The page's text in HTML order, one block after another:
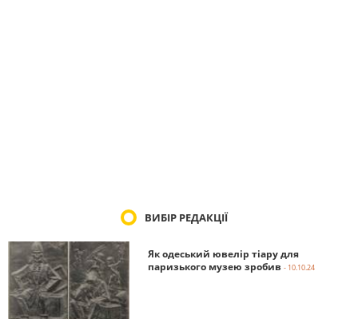
ВИБІР РЕДАКЦІЇ
Як одеський ювелір тіару для
паризького музею зробив - 10.10.24